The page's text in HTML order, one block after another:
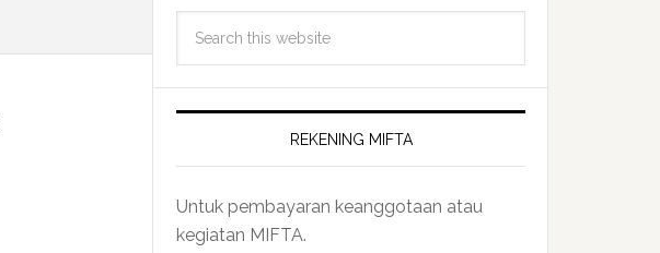
REKENING MIFTA
Untuk pembayaran keanggotaan atau
kegiatan MIFTA.